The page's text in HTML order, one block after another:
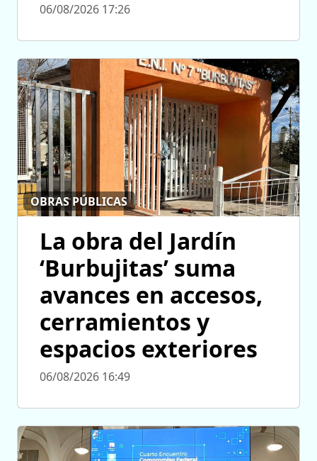
06/08/2026 17:26
OBRAS PÚBLICAS
La obra del Jardín
‘Burbujitas’ suma
avances en accesos,
cerramientos y
espacios exteriores
06/08/2026 16:49